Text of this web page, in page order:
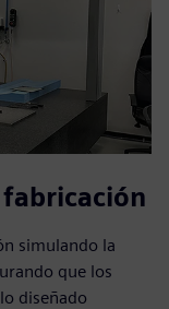
simulando la
que los
diseñado